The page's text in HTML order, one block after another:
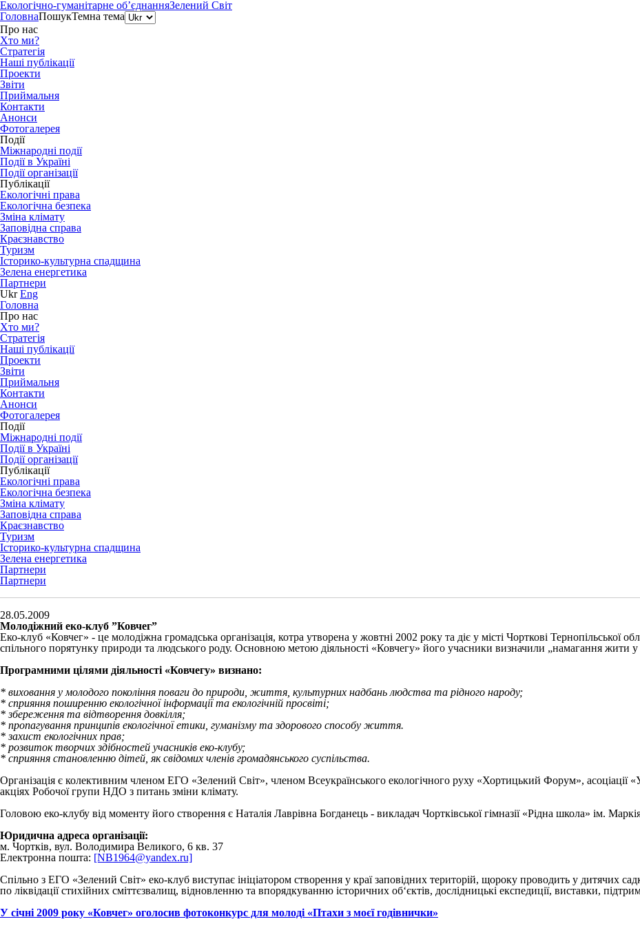
Екологічно-гуманітарне об’єднанняЗелений Світ
ГоловнаПошукТемна тема
Про нас
Хто ми?
Стратегія
Наші публікації
Проекти
Звіти
Приймальня
Контакти
Анонси
Фотогалерея
Події
Міжнародні події
Події в Україні
Події організації
Публікації
Екологічні права
Екологічна безпека
Зміна клімату
Заповідна справа
Краєзнавство
Туризм
Історико-культурна спадщина
Зелена енергетика
Партнери
Ukr Eng
Головна
Про нас
Хто ми?
Стратегія
Наші публікації
Проекти
Звіти
Приймальня
Контакти
Анонси
Фотогалерея
Події
Міжнародні події
Події в Україні
Події організації
Публікації
Екологічні права
Екологічна безпека
Зміна клімату
Заповідна справа
Краєзнавство
Туризм
Історико-культурна спадщина
Зелена енергетика
Партнери
Партнери
28.05.2009
Молодіжний еко-клуб ”Ковчег”
Еко-клуб «Ковчег» - це молодіжна громадська організація, котра утворена у жовтні 2002 року та діє у місті Чорткові Тернопільської
спільного порятунку природи та людського роду. Основною метою діяльності «Ковчегу» його учасники визначили „намагання жити у
Програмними цілями діяльності «Ковчегу» визнано:
* виховання у молодого покоління поваги до природи, життя, культурних надбань людства та рідного народу;
* сприяння поширенню екологічної інформації та екологічній просвіті;
* збереження та відтворення довкілля;
* пропагування принципів екологічної етики, гуманізму та здорового способу життя.
* захист екологічних прав;
* розвиток творчих здібностей учасників еко-клубу;
* сприяння становленню дітей, як свідомих членів громадянського суспільства.
Організація є колективним членом ЕГО «Зелений Світ», членом Всеукраїнського екологічного руху «Хортицький Форум», асоціації
акціях Робочої групи НДО з питань зміни клімату.
Головою еко-клубу від моменту його створення є Наталія Лаврівна Богданець - викладач Чортківської гімназії «Рідна школа» ім.
Юридична адреса організації:
м. Чортків, вул. Володимира Великого, 6 кв. 37
Електронна пошта: [NB1964@yandex.ru]
Спільно з ЕГО «Зелений Світ» еко-клуб виступає ініціатором створення у краї заповідних територій, щороку проводить у дитячих
по ліквідації стихійних сміттєзвалищ, відновленню та впорядкуванню історичних об‘єктів, дослідницькі експедиції, виставки,
У січні 2009 року «Ковчег» оголоcив фотоконкурс для молоді «Птахи з моєї годівнички»